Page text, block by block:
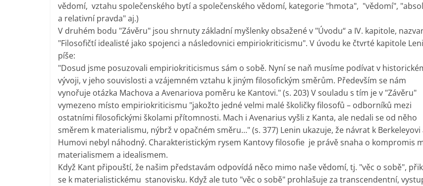
vědomí, vztahu společenského bytí a společenského vědomí, kategorie "hmota", "vědomí",
a relativní pravda" aj.)
V druhém bodu "Závěru" jsou shrnuty základní myšlenky obsažené v "Úvodu“ a IV. kapitole,
"Filosofičtí idealisté jako spojenci a následovnici empiriokriticismu". V úvodu ke čtvrté kapitole
píše:
"Dosud jsme posuzovali empiriokriticismus sám o sobě. Nyní se naň musíme podívat v
vývoji, v jeho souvislosti a vzájemném vztahu k jiným filosofickým směrům. Především se nám
vynořuje otázka Machova a Avenariova poměru ke Kantovi." (s. 203) V souladu s tím je v "Závěru"
vymezeno místo empiriokriticismu "jakožto jedné velmi malé školičky filosofů – odborníků mezi
ostatními filosofickými školami přítomnosti. Mach i Avenarius vyšli z Kanta, ale nedali se od něho
směrem k materialismu, nýbrž v opačném směru…" (s. 377) Lenin ukazuje, že návrat k Berkeleyovi
Humovi nebyl náhodný. Charakteristickým rysem Kantovy filosofie je právě snaha o kompromis
materialismem a idealismem.
Když Kant připouští, že našim představám odpovídá něco mimo naše vědomí, tj. "věc o sobě",
se k materialistickému stanovisku. Když ale tuto "věc o sobě" prohlašuje za transcendentní,